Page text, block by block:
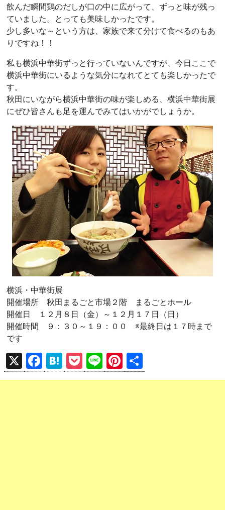
飲んだ瞬間鶏のだしが口の中に広がって、ずっと味が残っ
ていました。とっても美味しかったです。
少し多いな～という方は、家族で来て分けて食べるのもあ
りですね！！
私も横浜中華街ずっと行っていないんですが、今日ここで
横浜中華街にいるような気分になれてとても楽しかったで
す。
秋田にいながら横浜中華街の味が楽しめる、横浜中華街展
にぜひ皆さんも足を運んでみてはいかがでしょうか。
横浜・中華街展
開催場所 秋田まるごと市場２階 まるごとホール
開催日 １２月８日（金）～１２月１７日（日）
開催時間 ９：３０～１９：００ ※最終日は１７時まで
です
X
F
a
H
at
P
o
Li
n
Pi
nt 有